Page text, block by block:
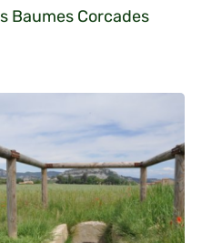
Baumes Corcades